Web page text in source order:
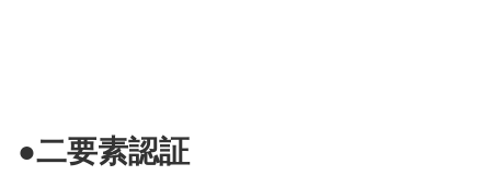
●二要素認証